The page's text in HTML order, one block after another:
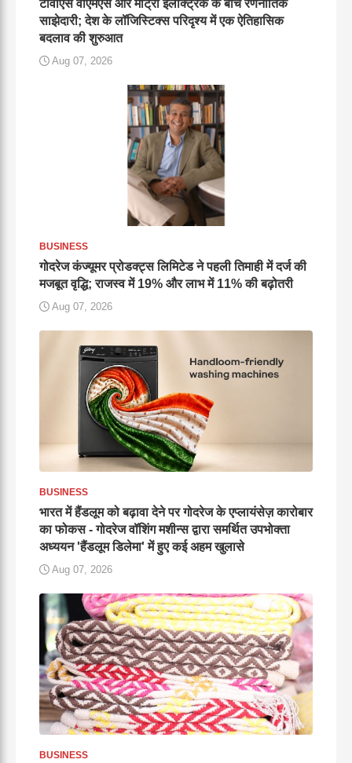
टीवीएस वीएमएस और मोंट्रा इलेक्ट्रिक के बीच रणनीतिक
साझेदारी; देश के लॉजिस्टिक्स परिदृश्य में एक ऐतिहासिक
बदलाव की शुरुआत
Aug 07, 2026
BUSINESS
गोदरेज कंज्यूमर प्रोडक्ट्स लिमिटेड ने पहली तिमाही में दर्ज की
मजबूत वृद्धि; राजस्व में 19% और लाभ में 11% की बढ़ोतरी
Aug 07, 2026
BUSINESS
भारत में हैंडलूम को बढ़ावा देने पर गोदरेज के एप्लायंसेज़ कारोबार
का फोकस - गोदरेज वॉशिंग मशीन्स द्वारा समर्थित उपभोक्ता
अध्ययन 'हैंडलूम डिलेमा' में हुए कई अहम खुलासे
Aug 07, 2026
BUSINESS